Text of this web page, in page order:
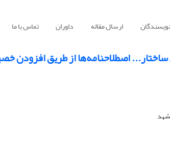
ارسال مقاله داوران تماس با ما
اصطلاحنامه‌ها از طریق افزودن